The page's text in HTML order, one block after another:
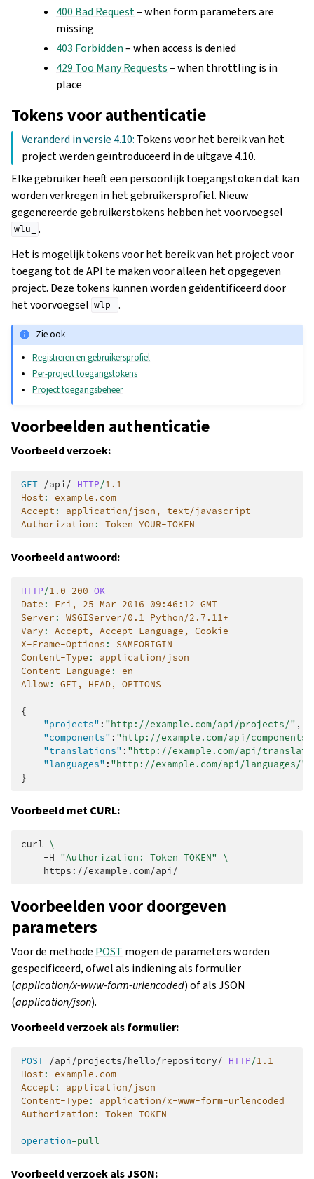
400 Bad Request– when form parameters are
missing
403 Forbidden– when access is denied
429 Too Many Requests– when throttling is in
place
Tokens voor authenticatie
Veranderd in versie 4.10: Tokens voor het bereik van het
project werden geïntroduceerd in de uitgave 4.10.
Elke gebruiker heeft een persoonlijk toegangstoken dat kan
worden verkregen in het gebruikersprofiel. Nieuw
gegenereerde gebruikerstokens hebben het voorvoegsel
wlu_
.
Het is mogelijk tokens voor het bereik van het project voor
toegang tot de API te maken voor alleen het opgegeven
project. Deze tokens kunnen worden geïdentificeerd door
het voorvoegsel wlp_ .
Zie ook
Registreren en gebruikersprofiel
Per-project toegangstokens
Project toegangsbeheer
Voorbeelden authenticatie
Voorbeeld verzoek:
GET /api/ HTTP/1.1
Host :
example.com
Accept :
application/json, text/javascript
Authorization : Token YOUR-TOKEN
Voorbeeld antwoord:
HTTP/1.0 200 OK
Date :
Fri, 25 Mar 2016 09:46:12 GMT
Server :
WSGIServer/0.1 Python/2.7.11+
Vary :
Accept, Accept-Language, Cookie
X-Frame-Options :
SAMEORIGIN
Content-Type :
application/json
Content-Language :
en
Allow: GET, HEAD, OPTIONS
{
"projects" : "http://example.com/api/projects/" ,
"components" : "http://example.com/api/
"translations" : "http://example.com/api/
"languages" : "http://example.com/api/languages/"
}
Voorbeeld met CURL:
curl \
-H "Authorization: Token TOKEN" \
Voorbeelden voor doorgeven
parameters
Voor de methode POST mogen de parameters worden
gespecificeerd, ofwel als indiening als formulier
(application/x-www-form-urlencoded) of als JSON
(application/json).
Voorbeeld verzoek als formulier:
POST /api/projects/hello/repository/ HTTP/1.1
Host :
example.com
Accept :
application/json
Content-Type :
application/x-www-form-urlencoded
Authorization : Token TOKEN
operation=pull
Voorbeeld verzoek als JSON: